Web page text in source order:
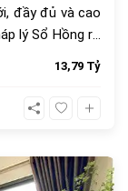
đầy đủ và cao
lý Sổ Hồng rõ
là giá trọn
nhượng mà
An Phú.
13,79 Tỷ
471